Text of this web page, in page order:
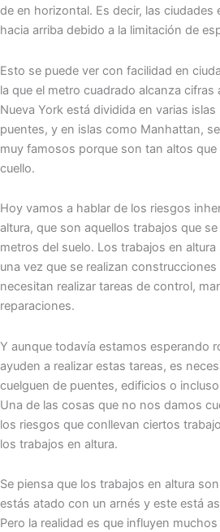
de en horizontal. Es decir, las ciudades
hacia arriba debido a la limitación de
Esto se puede ver con facilidad en
la que el metro cuadrado alcanza cifras
Nueva York está dividida en varias
puentes, y en islas como Manhattan,
muy famosos porque son tan altos
cuello.
Hoy vamos a hablar de los riesgos
altura, que son aquellos trabajos que
metros del suelo. Los trabajos en
una vez que se realizan
necesitan realizar tareas de control,
reparaciones.
Y aunque todavía estamos esperando
ayuden a realizar estas tareas, es
cuelguen de puentes, edificios o
Una de las cosas que no nos damos
los riesgos que conllevan ciertos
los trabajos en altura.
Se piensa que los trabajos en altura
estás atado con un arnés y este está
Pero la realidad es que influyen